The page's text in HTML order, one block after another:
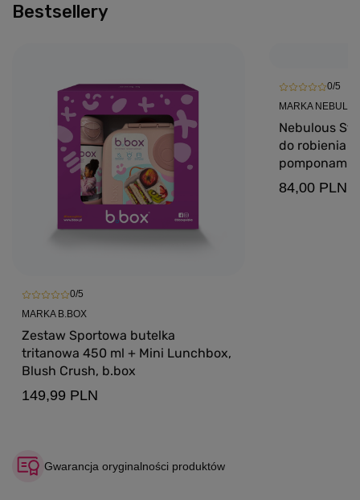
Bestsellery
0/5
MARKA B.BOX
Zestaw Sportowa butelka
tritanowa 450 ml + Mini Lunchbox,
Blush Crush, b.box
149,99 PLN
0/5
MARKA
Nebulous
do robienia
pomponami
szt. 8+
84,00 PLN
Gwarancja oryginalności produktów